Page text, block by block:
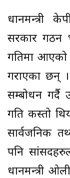
सरकार गठन
गतिमा
गराएका छन् ।
सम्बोधन गर्दै
गति कस्तो
सार्वजनिक
पनि
प्रधानमन्त्री